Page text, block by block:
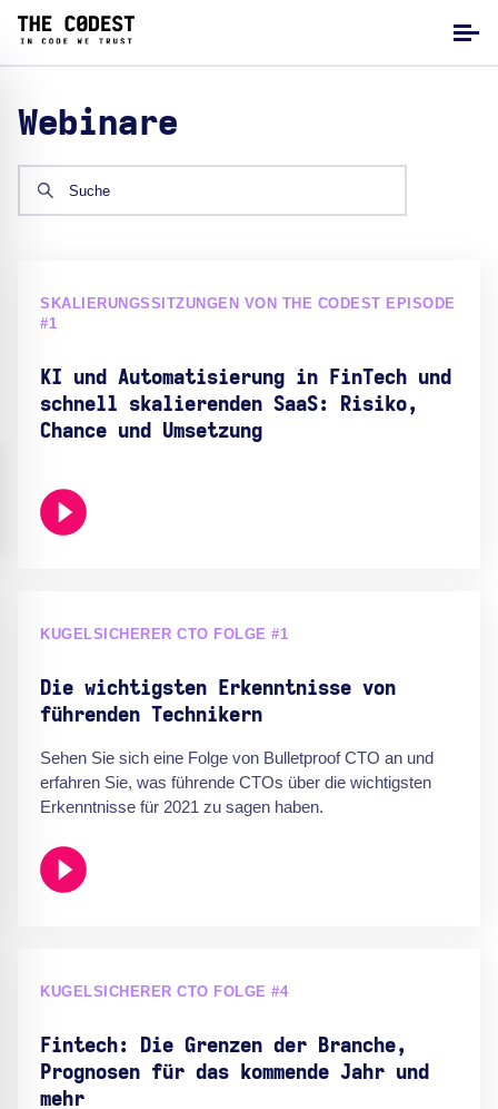
Webinare
SKALIERUNGSSITZUNGEN VON THE CODEST EPISODE
#1
KI und Automatisierung in FinTech und
schnell skalierenden SaaS: Risiko,
Chance und Umsetzung
KUGELSICHERER CTO FOLGE #1
Die wichtigsten Erkenntnisse von
führenden Technikern
Sehen Sie sich eine Folge von Bulletproof CTO an und
erfahren Sie, was führende CTOs über die wichtigsten
Erkenntnisse für 2021 zu sagen haben.
KUGELSICHERER CTO FOLGE #4
Fintech: Die Grenzen der Branche,
Prognosen für das kommende Jahr und
mehr